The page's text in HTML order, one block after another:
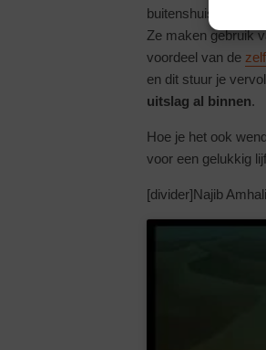
buitenshuis doen
Ze maken gebruik
voordeel van de
en dit stuur je
uitslag al binnen.
Hoe je het ook
voor een gelukkig
[divider]Najib